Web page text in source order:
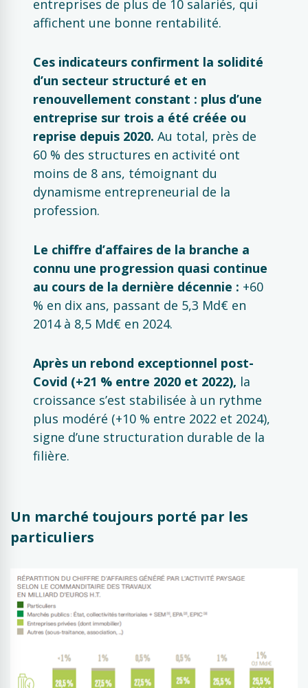
entreprises de plus de 10 salariés, qui
affichent une bonne rentabilité.
Ces indicateurs confirment la solidité
d’un secteur structuré et en
renouvellement constant : plus d’une
entreprise sur trois a été créée ou
reprise depuis 2020. Au total, près de
60 % des structures en activité ont
moins de 8 ans, témoignant du
dynamisme entrepreneurial de la
profession.
Le chiffre d’affaires de la branche a
connu une progression quasi continue
au cours de la dernière décennie : +60
% en dix ans, passant de 5,3 Md€ en
2014 à 8,5 Md€ en 2024.
Après un rebond exceptionnel post-
Covid (+21 % entre 2020 et 2022), la
croissance s’est stabilisée à un rythme
plus modéré (+10 % entre 2022 et 2024),
signe d’une structuration durable de la
filière.
Un marché toujours porté par les
particuliers